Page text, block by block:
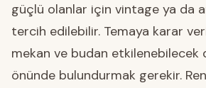
güçlü olanlar için vintage ya da
tercih edilebilir. Temaya karar
mekan ve budan etkilenebilecek
önünde bulundurmak gerekir.